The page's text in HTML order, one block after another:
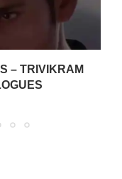
– TRIVIKRAM